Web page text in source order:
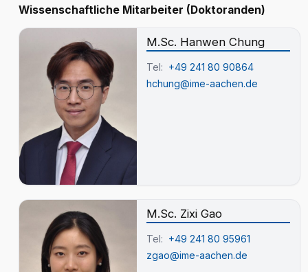
Wissenschaftliche Mitarbeiter (Doktoranden)
M.Sc. Hanwen Chung
Tel: +49 241 80 90864
hchung@ime-aachen.de
M.Sc. Zixi Gao
Tel: +49 241 80 95961
zgao@ime-aachen.de